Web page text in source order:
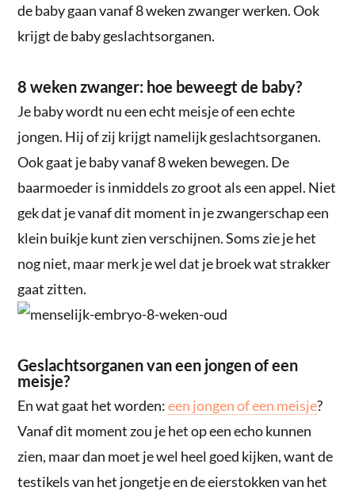
de baby gaan vanaf 8 weken zwanger werken. Ook
krijgt de baby geslachtsorganen.
8 weken zwanger: hoe beweegt de baby?
Je baby wordt nu een echt meisje of een echte
jongen. Hij of zij krijgt namelijk geslachtsorganen.
Ook gaat je baby vanaf 8 weken bewegen. De
baarmoeder is inmiddels zo groot als een appel. Niet
gek dat je vanaf dit moment in je zwangerschap een
klein buikje kunt zien verschijnen. Soms zie je het
nog niet, maar merk je wel dat je broek wat strakker
gaat zitten.
Geslachtsorganen van een jongen of een
meisje?
En wat gaat het worden:een jongen of een meisje?
Vanaf dit moment zou je het op een echo kunnen
zien, maar dan moet je wel heel goed kijken, want de
testikels van het jongetje en de eierstokken van het